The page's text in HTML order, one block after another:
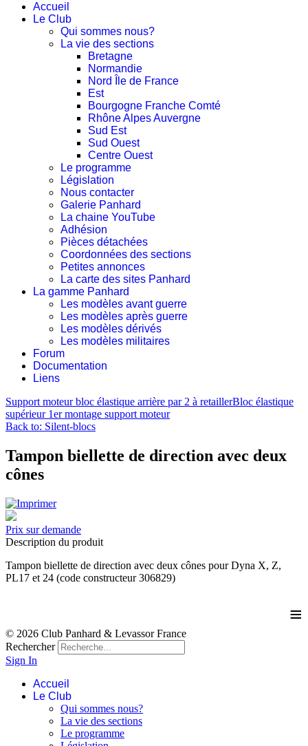
Accueil
Le Club
Qui sommes nous?
La vie des sections
Bretagne
Normandie
Nord Île de France
Est
Bourgogne Franche Comté
Rhône Alpes Auvergne
Sud Est
Sud Ouest
Centre Ouest
Le programme
Législation
Nous contacter
Galerie Panhard
La chaine YouTube
Adhésion
Pièces détachées
Coordonnées des sections
Petites annonces
La carte des sites Panhard
La gamme Panhard
Les modèles avant guerre
Les modèles après guerre
Les modèles dérivés
Les modèles militaires
Forum
Documentation
Liens
Support moteur bloc élastique arrière par 2 à retaillerBloc élastique
supérieur 1er montage support moteur
Back to: Silent-blocs
Tampon biellette de direction avec deux
cônes
Prix sur demande
Description du produit
Tampon biellette de direction avec deux cônes pour Dyna X, Z,
PL17 et 24 (code constructeur 306829)
≡
© 2026 Club Panhard & Levassor France
Rechercher
Sign In
Accueil
Le Club
Qui sommes nous?
La vie des sections
Le programme